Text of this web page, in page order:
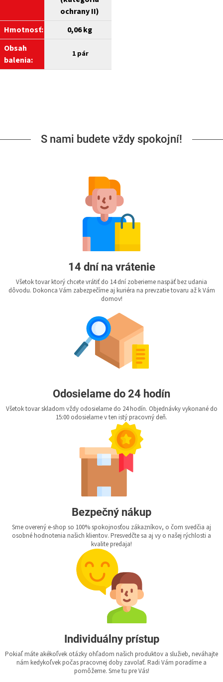
ochrany II)
Hmotnosť:
0,06 kg
Obsah
balenia:
1 pár
S nami budete vždy spokojní!
14 dní na vrátenie
Všetok tovar ktorý chcete vrátiť do 14 dní zoberieme naspäť bez udania
dôvodu. Dokonca Vám zabezpečíme aj kuriéra na prevzatie tovaru až k Vám
domov!
Odosielame do 24 hodín
Všetok tovar skladom vždy odosielame do 24 hodín. Objednávky vykonané do
15:00 odosielame v ten istý pracovný deň.
Bezpečný nákup
Sme overený e-shop so 100% spokojnosťou zákazníkov, o čom svedčia aj
osobné hodnotenia našich klientov. Presvedčte sa aj vy o našej rýchlosti a
kvalite predaja!
Individuálny prístup
Pokiaľ máte akékoľvek otázky ohľadom našich produktov a služieb, neváhajte
nám kedykoľvek počas pracovnej doby zavolať. Radi Vám poradíme a
pomôžeme. Sme tu pre Vás!